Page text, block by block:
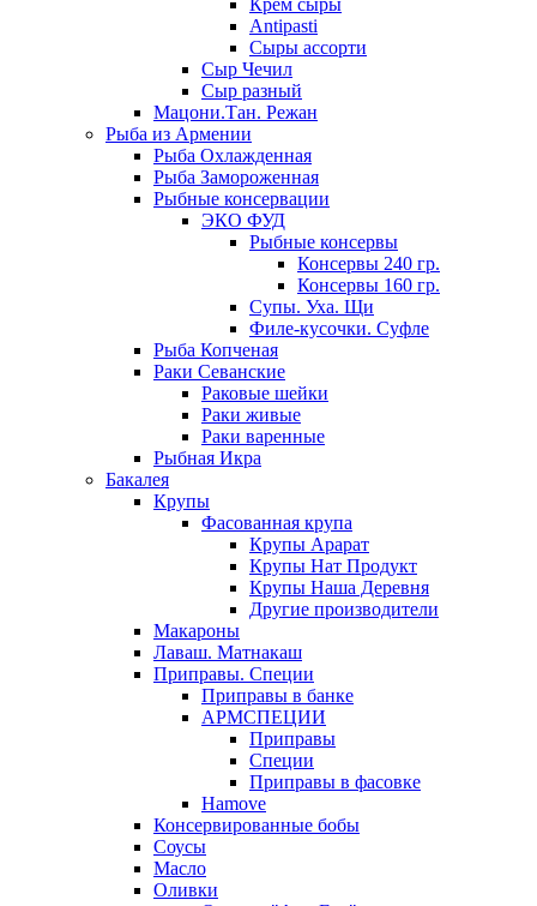
Крем сыры
Antipasti
Сыры ассорти
Сыр Чечил
Сыр разный
Мацони.Тан. Режан
Рыба из Армении
Рыба Охлажденная
Рыба Замороженная
Рыбные консервации
ЭКО ФУД
Рыбные консервы
Консервы 240 гр.
Консервы 160 гр.
Супы. Уха. Щи
Филе-кусочки. Суфле
Рыба Копченая
Раки Севанские
Раковые шейки
Раки живые
Раки варенные
Рыбная Икра
Бакалея
Крупы
Фасованная крупа
Крупы Арарат
Крупы Нат Продукт
Крупы Наша Деревня
Другие производители
Макароны
Лаваш. Матнакаш
Приправы. Специи
Приправы в банке
АРМСПЕЦИИ
Приправы
Специи
Приправы в фасовке
Hamove
Консервированные бобы
Соусы
Масло
Оливки